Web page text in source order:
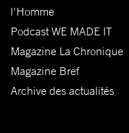
l'Homme
Podcast WE MADE IT
Magazine La Chronique
Magazine Bref
Archive des actualités